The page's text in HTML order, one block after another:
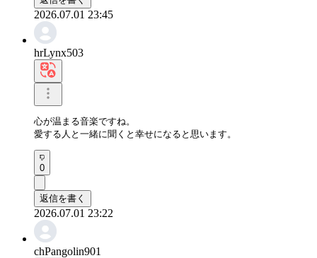
2026.07.01 23:45
hrLynx503
心が温まる音楽ですね。
愛する人と一緒に聞くと幸せになると思います。
0
返信を書く
2026.07.01 23:22
chPangolin901